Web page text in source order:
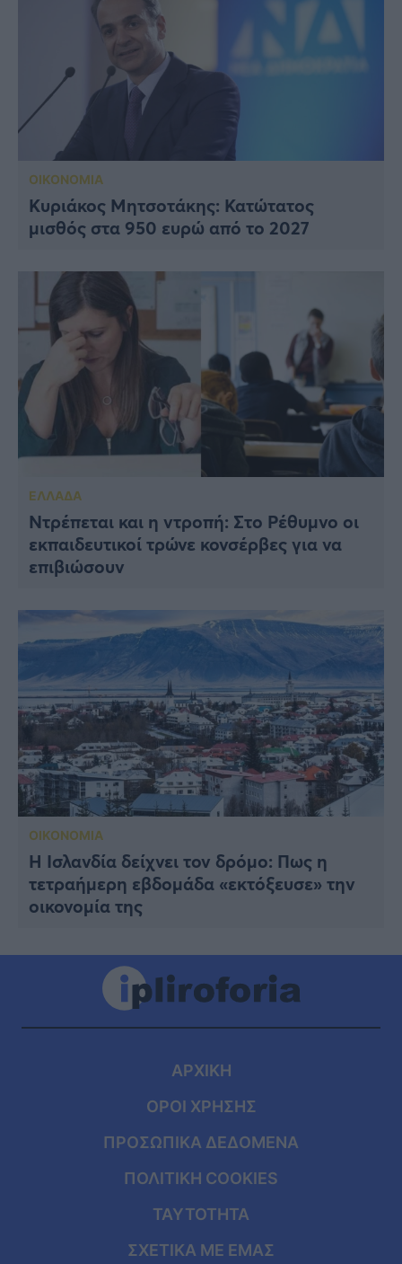
ΟΙΚΟΝΟΜΙΑ
Κυριάκος Μητσοτάκης: Κατώτατος
μισθός στα 950 ευρώ από το 2027
ΕΛΛΑΔΑ
Ντρέπεται και η ντροπή: Στο Ρέθυμνο οι
εκπαιδευτικοί τρώνε κονσέρβες για να
επιβιώσουν
ΟΙΚΟΝΟΜΙΑ
Η Ισλανδία δείχνει τον δρόμο: Πως η
τετραήμερη εβδομάδα «εκτόξευσε» την
οικονομία της
ΑΡΧΙΚΗ
ΟΡΟΙ ΧΡΗΣΗΣ
ΠΡΟΣΩΠΙΚΑ ΔΕΔΟΜΕΝΑ
ΠΟΛΙΤΙΚΗ COOKIES
ΤΑΥΤΟΤΗΤΑ
ΣΧΕΤΙΚΑ ΜΕ ΕΜΑΣ